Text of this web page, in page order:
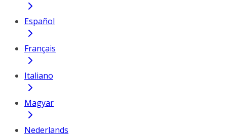
Español
Français
Italiano
Magyar
Nederlands